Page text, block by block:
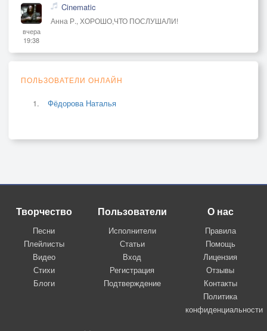
вчера
19:38
Cinematic
Анна Р., ХОРОШО,ЧТО ПОСЛУШАЛИ!
ПОЛЬЗОВАТЕЛИ ОНЛАЙН
Фёдорова Наталья
Творчество
Песни
Плейлисты
Видео
Стихи
Блоги
Пользователи
Исполнители
Статьи
Вход
Регистрация
Подтверждение
О нас
Правила
Помощь
Лицензия
Отзывы
Контакты
Политика
конфиденциальности